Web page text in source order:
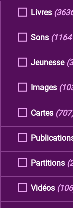
Livres
Sons
Jeunesse
Images
Cartes
Partitions
Vidéos